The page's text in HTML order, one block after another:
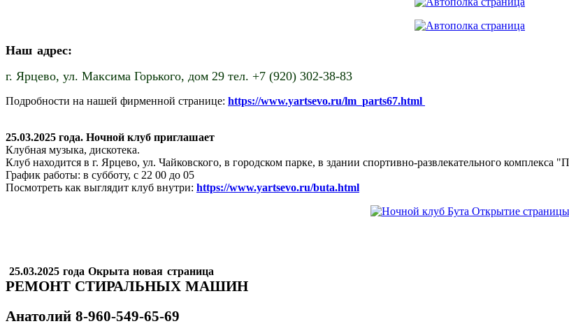
Наш адрес:
г. Ярцево, ул. Максима Горького, дом 29 тел. +7 (920) 302-38-83
Подробности на нашей фирменной странице: https://www.yartsevo.ru/lm_parts67.html
25.03.2025 года. Ночной клуб приглашает
Клубная музыка, дискотека.
Клуб находится в г. Ярцево, ул. Чайковского, в городском парке, в здании спортивно-развлекательного комплекса
График работы: в субботу, с 22 00 до 05
Посмотреть как выглядит клуб внутри: https://www.yartsevo.ru/buta.html
25.03.2025 года Окрыта новая страница
РЕМОНТ СТИРАЛЬНЫХ МАШИН
Анатолий 8-960-549-65-69